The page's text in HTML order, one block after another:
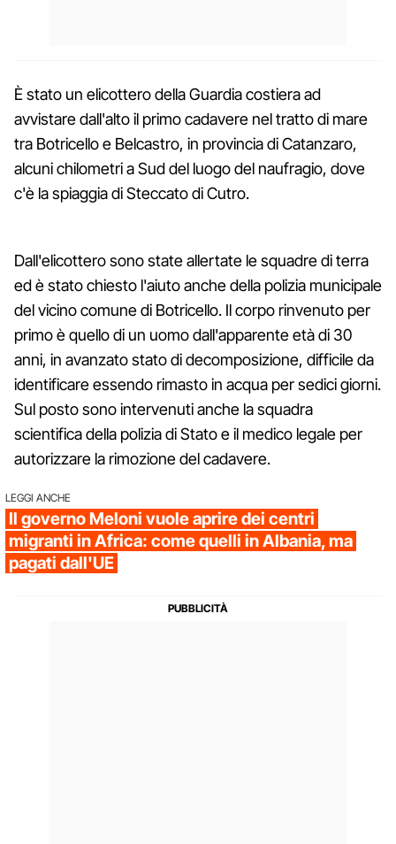
È stato un elicottero della Guardia costiera ad
avvistare dall'alto il primo cadavere nel tratto di mare
tra Botricello e Belcastro, in provincia di Catanzaro,
alcuni chilometri a Sud del luogo del naufragio, dove
c'è la spiaggia di Steccato di Cutro.
Dall'elicottero sono state allertate le squadre di terra
ed è stato chiesto l'aiuto anche della polizia municipale
del vicino comune di Botricello. Il corpo rinvenuto per
primo è quello di un uomo dall'apparente età di 30
anni, in avanzato stato di decomposizione, difficile da
identificare essendo rimasto in acqua per sedici giorni.
Sul posto sono intervenuti anche la squadra
scientifica della polizia di Stato e il medico legale per
autorizzare la rimozione del cadavere.
LEGGI ANCHE
Il governo Meloni vuole aprire dei centri
migranti in Africa: come quelli in Albania, ma
pagati dall'UE